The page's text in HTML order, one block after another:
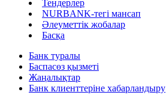
Тендерлер
NURBANK-тегі мансап
Әлеуметтік жобалар
Басқа
Банк туралы
Баспасөз қызметі
Жаңалықтар
Банк клиенттеріне хабарландыру